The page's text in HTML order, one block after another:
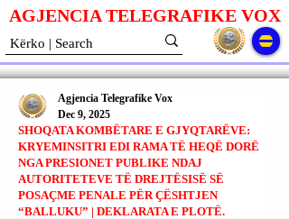
AGJENCIA TELEGRAFIKE VOX
SHOQATA KOMBËTARE E GJYQTARËVE:
KRYEMINSITRI EDI RAMA TË HEQË DORË
NGA PRESIONET PUBLIKE NDAJ
AUTORITETEVE TË DREJTËSISË SË
POSAÇME PENALE PËR ÇËSHTJEN
“BALLUKU” | DEKLARATA E PLOTË.
Agjencia Telegrafike Vox
Dec 9, 2025